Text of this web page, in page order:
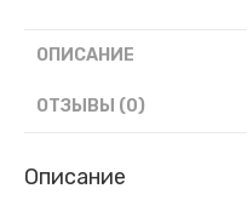
ОПИСАНИЕ
ОТЗЫВЫ (0)
Описание